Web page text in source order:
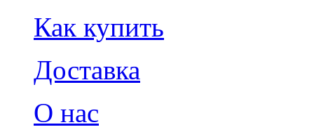
Как купить
Доставка
О нас